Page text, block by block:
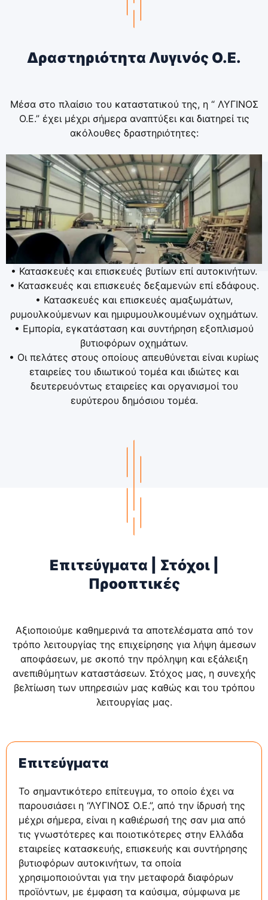
Δραστηριότητα Λυγινός Ο.Ε.
Μέσα στο πλαίσιο του καταστατικού της, η “ ΛΥΓΙΝΟΣ
Ο.Ε.” έχει μέχρι σήμερα αναπτύξει και διατηρεί τις
ακόλουθες δραστηριότητες:
• Κατασκευές και επισκευές βυτίων επί αυτοκινήτων.
• Κατασκευές και επισκευές δεξαμενών επί εδάφους.
• Κατασκευές και επισκευές αμαξωμάτων,
ρυμουλκούμενων και ημιρυμουλκουμένων οχημάτων.
• Εμπορία, εγκατάσταση και συντήρηση εξοπλισμού
βυτιοφόρων οχημάτων.
• Οι πελάτες στους οποίους απευθύνεται είναι κυρίως
εταιρείες του ιδιωτικού τομέα και ιδιώτες και
δευτερευόντως εταιρείες και οργανισμοί του
ευρύτερου δημόσιου τομέα.
Επιτεύγματα | Στόχοι |
Προοπτικές
Aξιοποιούμε καθημερινά τα αποτελέσματα από τον
τρόπο λειτουργίας της επιχείρησης για λήψη άμεσων
αποφάσεων, με σκοπό την πρόληψη και εξάλειξη
ανεπιθύμητων καταστάσεων. Στόχος μας, η συνεχής
βελτίωση των υπηρεσιών μας καθώς και του τρόπου
λειτουργίας μας.
Επιτεύγματα
Το σημαντικότερο επίτευγμα, το οποίο έχει να
παρουσιάσει η “ΛΥΓΙΝΟΣ Ο.Ε.”, από την ίδρυσή της
μέχρι σήμερα, είναι η καθιέρωσή της σαν μια από
τις γνωστότερες και ποιοτικότερες στην Ελλάδα
εταιρείες κατασκευής, επισκευής και συντήρησης
βυτιοφόρων αυτοκινήτων, τα οποία
χρησιμοποιούνται για την μεταφορά διαφόρων
προϊόντων, με έμφαση τα καύσιμα, σύμφωνα με